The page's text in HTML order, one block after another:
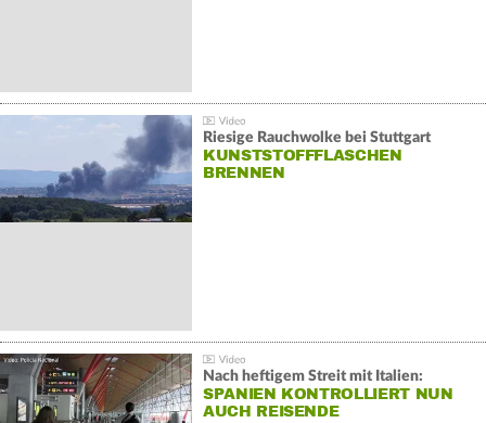
Riesige Rauchwolke bei Stuttgart
KUNSTSTOFFFLASCHEN
BRENNEN
Nach heftigem Streit mit Italien:
SPANIEN KONTROLLIERT NUN
AUCH REISENDE